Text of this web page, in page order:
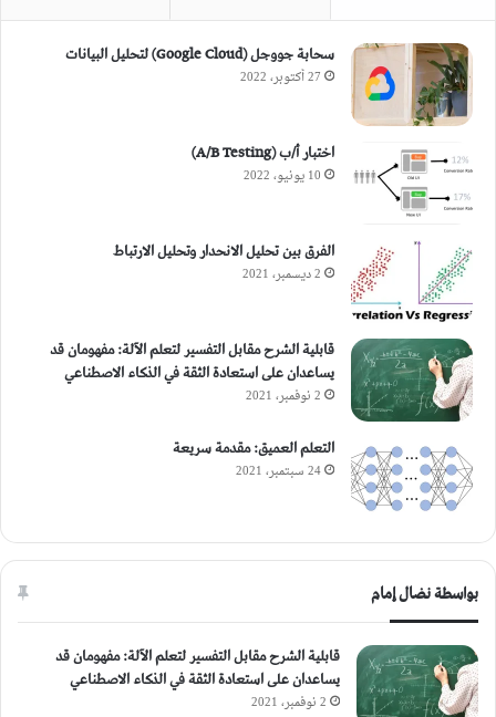
سحابة جووجل (Google Cloud) لتحليل البيانات
27 أكتوبر، 2022
اختبار أ/ب (A/B Testing)
10 يونيو، 2022
الفرق بين تحليل الانحدار وتحليل الارتباط
2 ديسمبر، 2021
قابلية الشرح مقابل التفسير لتعلم الآلة: مفهومان قد
يساعدان على استعادة الثقة في الذكاء الاصطناعي
2 نوفمبر، 2021
التعلم العميق: مقدمة سريعة
24 سبتمبر، 2021
بواسطة نضال إمام
قابلية الشرح مقابل التفسير لتعلم الآلة: مفهومان قد
يساعدان على استعادة الثقة في الذكاء الاصطناعي
2 نوفمبر، 2021